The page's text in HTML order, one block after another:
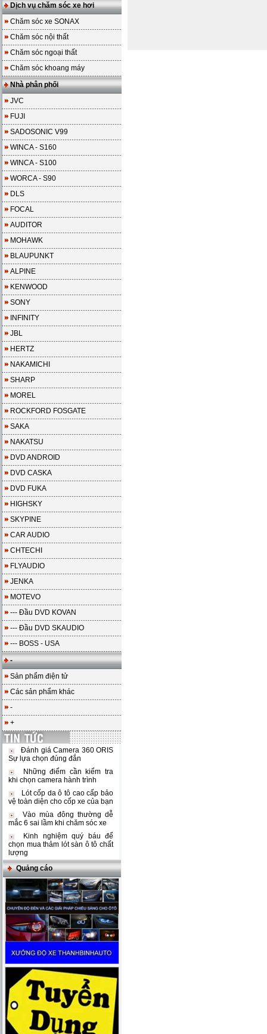
Dịch vụ chăm sóc xe hơi
Chăm sóc xe SONAX
Chăm sóc nội thất
Chăm sóc ngoại thất
Chăm sóc khoang máy
Nhà phân phối
JVC
FUJI
SADOSONIC V99
WINCA - S160
WINCA - S100
WORCA - S90
DLS
FOCAL
AUDITOR
MOHAWK
BLAUPUNKT
ALPINE
KENWOOD
SONY
INFINITY
JBL
HERTZ
NAKAMICHI
SHARP
MOREL
ROCKFORD FOSGATE
SAKA
NAKATSU
DVD ANDROID
DVD CASKA
DVD FUKA
HIGHSKY
SKYPINE
CAR AUDIO
CHTECHI
FLYAUDIO
JENKA
MOTEVO
--- Đầu DVD KOVAN
--- Đầu DVD SKAUDIO
--- BOSS - USA
-
Sản phẩm điện tử
Các sản phẩm khác
-
+
Đánh giá Camera 360 ORIS
Sự lựa chọn đúng đắn
Những điểm cần kiểm tra
khi chọn camera hành trình
Lót cốp da ô tô cao cấp bảo
vệ toàn diện cho cốp xe của bạn
Vào mùa đông thường dễ
mắc 6 sai lầm khi chăm sóc xe
Kinh nghiệm quý báu để
chọn mua thảm lót sàn ô tô chất
lượng
Quảng cáo